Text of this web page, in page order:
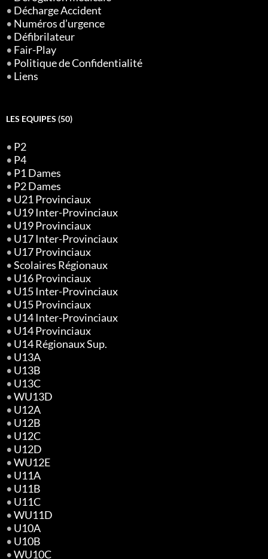
• Décharge Accident
• Numéros d’urgence
• Défibrilateur
• Fair-Play
• Politique de Confidentialité
• Liens
LES EQUIPES (50)
• P2
• P4
• P1 Dames
• P2 Dames
• U21 Provinciaux
• U19 Inter-Provinciaux
• U19 Provinciaux
• U17 Inter-Provinciaux
• U17 Provinciaux
•Scolaires Régionaux
• U16 Provinciaux
• U15 Inter-Provinciaux
• U15 Provinciaux
• U14 Inter-Provinciaux
• U14 Provinciaux
• U14 Régionaux Sup.
• U13A
• U13B
• U13C
•WU13D
• U12A
• U12B
• U12C
• U12D
•WU12E
• U11A
• U11B
• U11C
•WU11D
• U10A
• U10B
•WU10C